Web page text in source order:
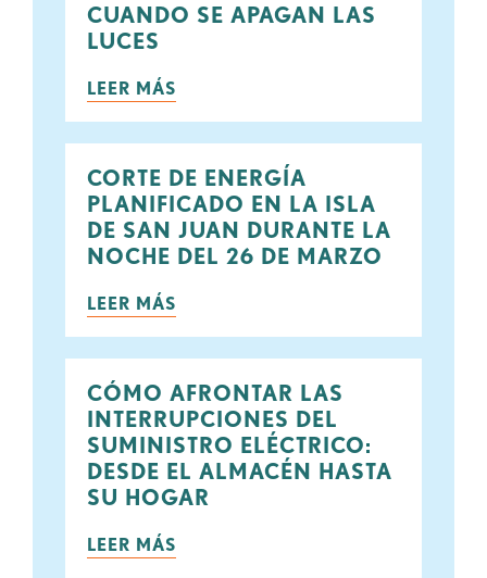
CUANDO SE APAGAN LAS
LUCES
LEER MÁS
CORTE DE ENERGÍA
PLANIFICADO EN LA ISLA
DE SAN JUAN DURANTE LA
NOCHE DEL 26 DE MARZO
LEER MÁS
CÓMO AFRONTAR LAS
INTERRUPCIONES DEL
SUMINISTRO ELÉCTRICO:
DESDE EL ALMACÉN HASTA
SU HOGAR
LEER MÁS